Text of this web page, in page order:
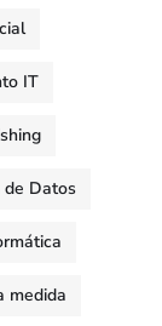
IT
de Datos
medida